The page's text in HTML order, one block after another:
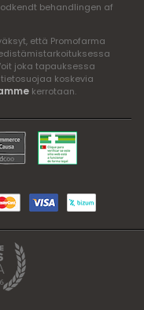
behandlingen af
että Promofarma
joka tapauksessa
koskevia
kerrotaan.